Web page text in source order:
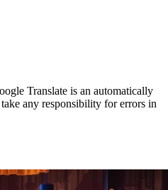
Translate is an automatically
any responsibility for errors in